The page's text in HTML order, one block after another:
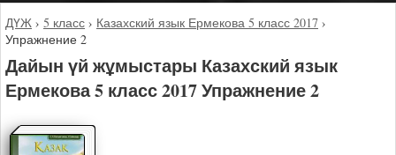
ДҮЖ › 5 класс › Казахский язык Ермекова 5 класс 2017 ›
Упражнение 2
Дайын үй жұмыстары Казахский язык
Ермекова 5 класс 2017 Упражнение 2